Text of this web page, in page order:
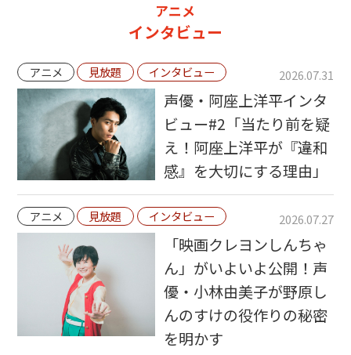
アニメ
インタビュー
アニメ 見放題 インタビュー 2026.07.31
声優・阿座上洋平インタ
ビュー#2「当たり前を疑
え！阿座上洋平が『違和
感』を大切にする理由」
アニメ 見放題 インタビュー 2026.07.27
「映画クレヨンしんちゃ
ん」がいよいよ公開！声
優・小林由美子が野原し
んのすけの役作りの秘密
を明かす